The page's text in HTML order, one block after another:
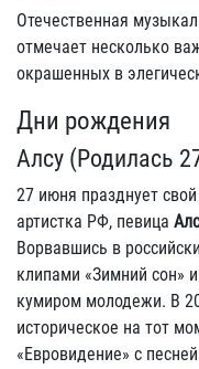
Отечественная
отмечает несколько
окрашенных в
Дни рождения
Алсу (Родилась
27 июня празднует
артистка РФ, певица
Ворвавшись в
клипами «Зимний сон»
кумиром молодежи. В
историческое на тот
«Евровидение» с